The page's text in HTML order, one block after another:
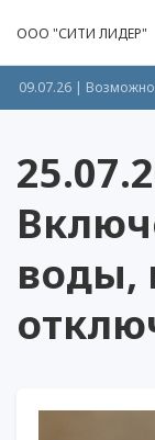
ООО "СИТИ ЛИДЕР"
09.07.26 |
воды,